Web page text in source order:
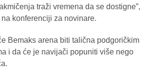
traži vremena da se dostigne”,
konferenciji za novinare.
Bemaks arena biti talična podgoričkim
i da će je navijači popuniti više nego